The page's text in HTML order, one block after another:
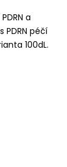
a
péčí
100dL.